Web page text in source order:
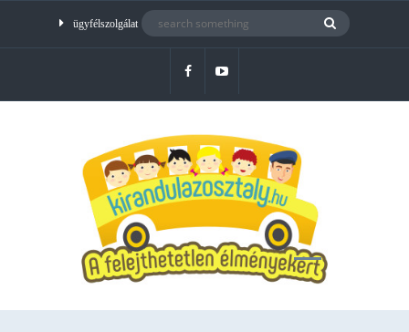
ügyfélszolgálat